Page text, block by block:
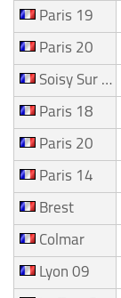
Paris 19
Paris 20
Soisy Sur Seine
Paris 18
Paris 20
Paris 14
Brest
Colmar
Lyon 09